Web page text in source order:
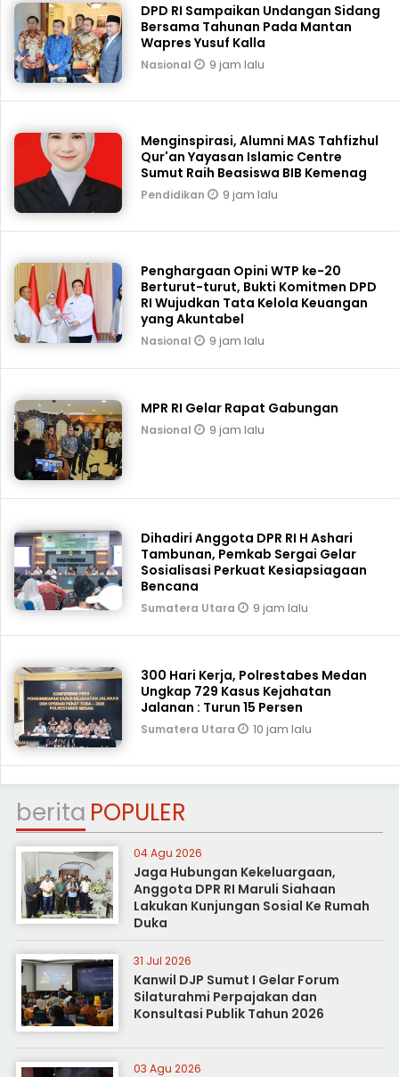
DPD RI Sampaikan Undangan Sidang
Bersama Tahunan Pada Mantan
Wapres Yusuf Kalla
Nasional 9 jam lalu
Menginspirasi, Alumni MAS Tahfizhul
Qur'an Yayasan Islamic Centre
Sumut Raih Beasiswa BIB Kemenag
Pendidikan 9 jam lalu
Penghargaan Opini WTP ke-20
Berturut-turut, Bukti Komitmen DPD
RI Wujudkan Tata Kelola Keuangan
yang Akuntabel
Nasional 9 jam lalu
MPR RI Gelar Rapat Gabungan
Nasional 9 jam lalu
Dihadiri Anggota DPR RI H Ashari
Tambunan, Pemkab Sergai Gelar
Sosialisasi Perkuat Kesiapsiagaan
Bencana
Sumatera Utara 9 jam lalu
300 Hari Kerja, Polrestabes Medan
Ungkap 729 Kasus Kejahatan
Jalanan : Turun 15 Persen
Sumatera Utara 10 jam lalu
berita POPULER
04 Agu 2026
Jaga Hubungan Kekeluargaan,
Anggota DPR RI Maruli Siahaan
Lakukan Kunjungan Sosial Ke Rumah
Duka
31 Jul 2026
Kanwil DJP Sumut I Gelar Forum
Silaturahmi Perpajakan dan
Konsultasi Publik Tahun 2026
03 Agu 2026